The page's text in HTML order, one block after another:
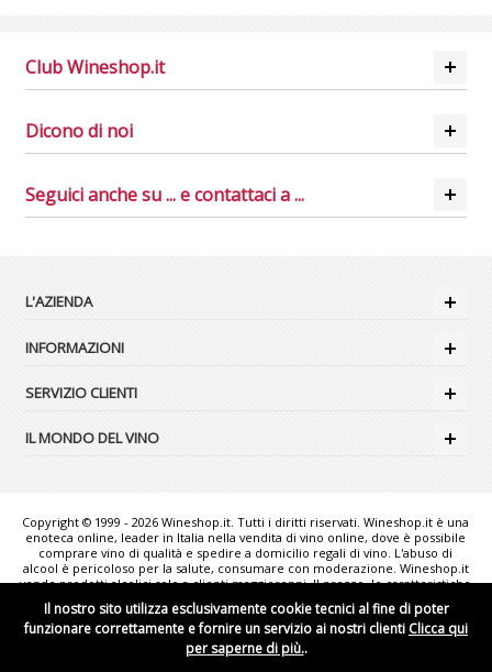
Il nostro sito utilizza esclusivamente cookie tecnici al fine di poter
funzionare correttamente e fornire un servizio ai nostri clienti Clicca qui
per saperne di più..
Club Wineshop.it
Dicono di noi
Seguici anche su ... e contattaci a ...
L'AZIENDA
INFORMAZIONI
SERVIZIO CLIENTI
IL MONDO DEL VINO
Copyright © 1999 - 2026 Wineshop.it. Tutti i diritti riservati. Wineshop.it è una
enoteca online, leader in Italia nella vendita di vino online, dove è possibile
comprare vino di qualità e spedire a domicilio regali di vino. L'abuso di
alcool è pericoloso per la salute, consumare con moderazione. Wineshop.it
vende prodotti alcolici solo a clienti maggiorenni. Il prezzo, le caratteristiche
e la disponibilità dei prodotti possono variare senza preavviso. Le foto
rappresentate sono puramente illustrative e possono non corrispondere
esattamente alla realtà. "Wineshop.it - the web reference for Italian Wine
lovers" è un marchio comunitario registrato da WINESHOP.IT S.r.l..